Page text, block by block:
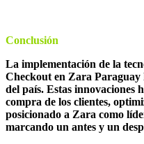
Conclusión
La implementación de la
Checkout en Zara
del país. Estas innovaciones
compra de los clientes,
posicionado a Zara como
marcando un antes y un